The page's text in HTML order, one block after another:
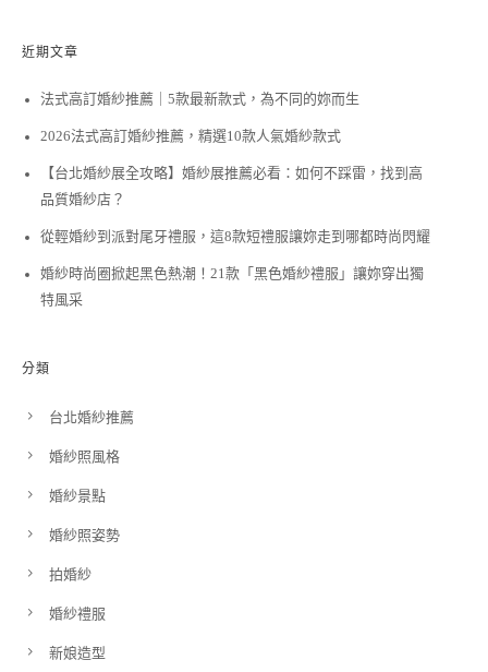
近期文章
法式高訂婚紗推薦｜5款最新款式，為不同的妳而生
2026法式高訂婚紗推薦，精選10款人氣婚紗款式
【台北婚紗展全攻略】婚紗展推薦必看：如何不踩雷，找到高
品質婚紗店？
從輕婚紗到派對尾牙禮服，這8款短禮服讓妳走到哪都時尚閃耀
婚紗時尚圈掀起黑色熱潮！21款「黑色婚紗禮服」讓妳穿出獨
特風采
分類
台北婚紗推薦
婚紗照風格
婚紗景點
婚紗照姿勢
拍婚紗
婚紗禮服
新娘造型